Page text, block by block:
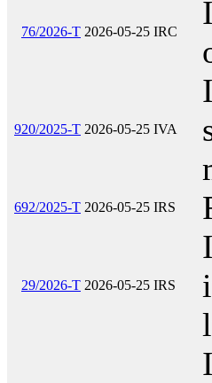
76/2026-T 2026-05-25 IRC
920/2025-T 2026-05-25 IVA
692/2025-T 2026-05-25 IRS
29/2026-T 2026-05-25 IRS